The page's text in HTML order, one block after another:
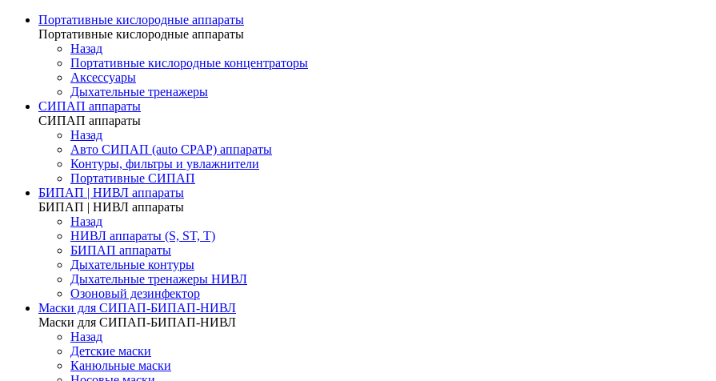
Портативные кислородные аппараты
Портативные кислородные аппараты
Назад
Портативные кислородные концентраторы
Аксессуары
Дыхательные тренажеры
СИПАП аппараты
СИПАП аппараты
Назад
Aвто СИПАП (auto CPAP) аппараты
Контуры, фильтры и увлажнители
Портативные СИПАП
БИПАП | НИВЛ аппараты
БИПАП | НИВЛ аппараты
Назад
НИВЛ аппараты (S, ST, T)
БИПАП аппараты
Дыхательные контуры
Дыхательные тренажеры НИВЛ
Озоновый дезинфектор
Маски для СИПАП-БИПАП-НИВЛ
Маски для СИПАП-БИПАП-НИВЛ
Назад
Детские маски
Канюльные маски